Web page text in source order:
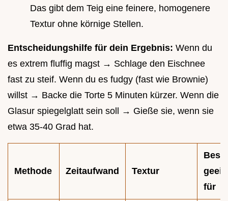
Das gibt dem Teig eine feinere, homogenere
Textur ohne körnige Stellen.
Entscheidungshilfe für dein Ergebnis: Wenn du
es extrem fluffig magst → Schlage den Eischnee
fast zu steif. Wenn du es fudgy (fast wie Brownie)
willst → Backe die Torte 5 Minuten kürzer. Wenn die
Glasur spiegelglatt sein soll → Gieße sie, wenn sie
etwa 35-40 Grad hat.
Methode Zeitaufwand Textur
für